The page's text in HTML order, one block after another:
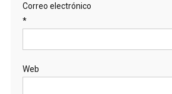
Correo electrónico
*
Web